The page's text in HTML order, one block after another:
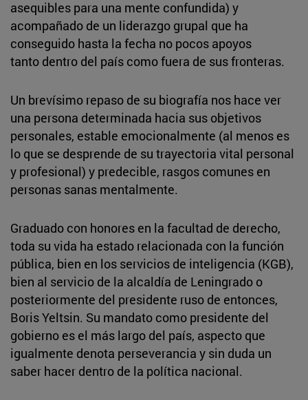
asequibles para una mente confundida) y
acompañado de un liderazgo grupal que ha
conseguido hasta la fecha no pocos apoyos
tanto dentro del país como fuera de sus fronteras.
Un brevísimo repaso de su biografía nos hace ver
una persona determinada hacia sus objetivos
personales, estable emocionalmente (al menos es
lo que se desprende de su trayectoria vital personal
y profesional) y predecible, rasgos comunes en
personas sanas mentalmente.
Graduado con honores en la facultad de derecho,
toda su vida ha estado relacionada con la función
pública, bien en los servicios de inteligencia (KGB),
bien al servicio de la alcaldía de Leningrado o
posteriormente del presidente ruso de entonces,
Boris Yeltsin. Su mandato como presidente del
gobierno es el más largo del país, aspecto que
igualmente denota perseverancia y sin duda un
saber hacer dentro de la política nacional.